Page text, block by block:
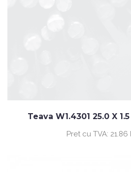
Teava W1.4301 25.0 X
Pret cu TVA: